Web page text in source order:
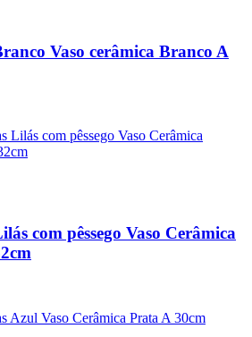
Vaso cerâmica Branco A
com pêssego Vaso Cerâmica